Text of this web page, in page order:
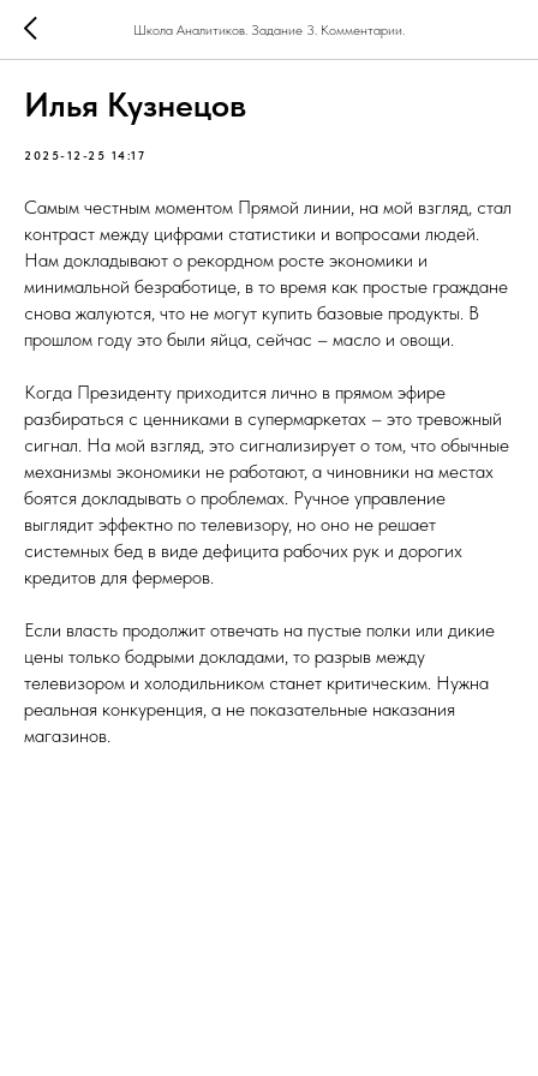
Школа Аналитиков. Задание 3. Комментарии.
Илья Кузнецов
2025-12-25 14:17
Самым честным моментом Прямой линии, на мой взгляд, стал
контраст между цифрами статистики и вопросами людей.
Нам докладывают о рекордном росте экономики и
минимальной безработице, в то время как простые граждане
снова жалуются, что не могут купить базовые продукты. В
прошлом году это были яйца, сейчас – масло и овощи.
Когда Президенту приходится лично в прямом эфире
разбираться с ценниками в супермаркетах – это тревожный
сигнал. На мой взгляд, это сигнализирует о том, что обычные
механизмы экономики не работают, а чиновники на местах
боятся докладывать о проблемах. Ручное управление
выглядит эффектно по телевизору, но оно не решает
системных бед в виде дефицита рабочих рук и дорогих
кредитов для фермеров.
Если власть продолжит отвечать на пустые полки или дикие
цены только бодрыми докладами, то разрыв между
телевизором и холодильником станет критическим. Нужна
реальная конкуренция, а не показательные наказания
магазинов.